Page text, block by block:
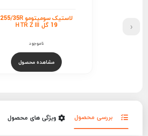
لاستیک سومیتومو 255/35R
19 گل HTR Z III
ناموجود
مشاهده محصول
‹
بررسی محصول ویژگی های محصول